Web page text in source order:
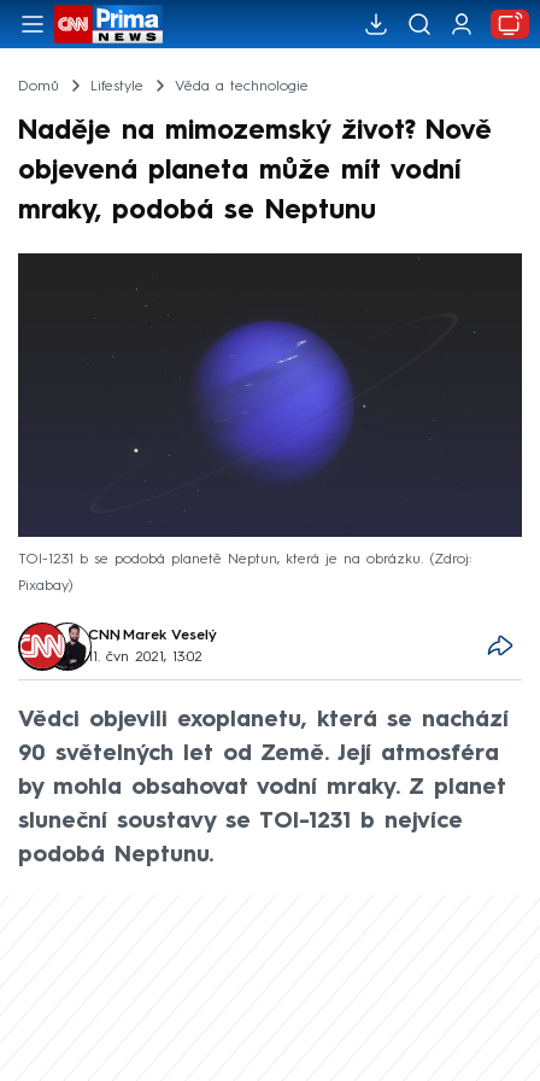
Domů Lifestyle Věda a technologie
Naděje na mimozemský život? Nově
objevená planeta může mít vodní
mraky, podobá se Neptunu
TOI-1231 b se podobá planetě Neptun, která je na obrázku.
Zdroj:
Pixabay
CNN, Marek Veselý
11. čvn 2021, 13:02
Vědci objevili exoplanetu, která se nachází
90 světelných let od Země. Její atmosféra
by mohla obsahovat vodní mraky. Z planet
sluneční soustavy se TOI-1231 b nejvíce
podobá Neptunu.